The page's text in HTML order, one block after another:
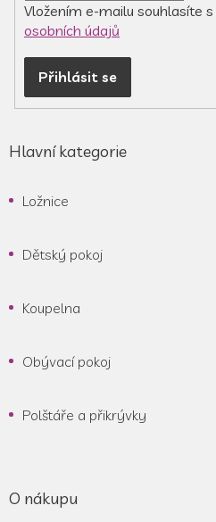
Vložením e-mailu souhlasíte s
osobních údajů
Přihlásit se
Hlavní kategorie
Ložnice
Dětský pokoj
Koupelna
Obývací pokoj
Polštáře a přikrývky
O nákupu